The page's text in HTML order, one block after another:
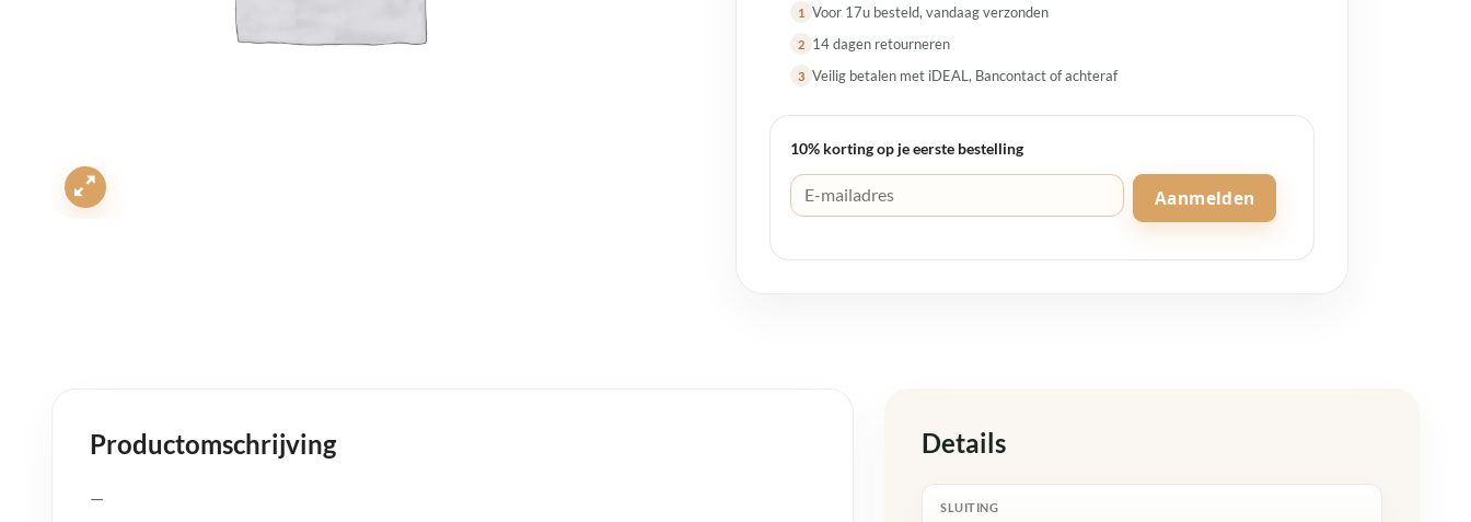
1 Voor 17u besteld, vandaag verzonden
2 14 dagen retourneren
3 Veilig betalen met iDEAL, Bancontact of achteraf
10% korting op je eerste bestelling
Aanmelden
Productomschrijving
—
Details
SLUITING